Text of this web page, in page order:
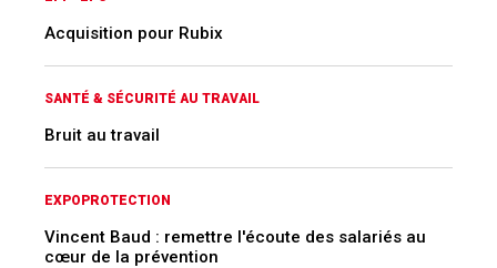
Acquisition pour Rubix
SANTÉ & SÉCURITÉ AU TRAVAIL
Bruit au travail
EXPOPROTECTION
Vincent Baud : remettre l'écoute des salariés au
cœur de la prévention